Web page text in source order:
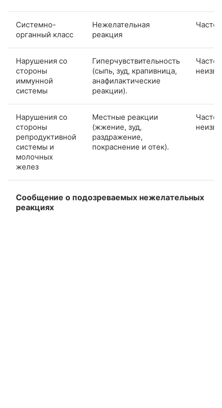
Системно-
органный класс
Нежелательная
реакция
Нарушения со
стороны
иммунной
системы
Гиперчувствительность
(сыпь, зуд, крапивница,
анафилактические
реакции).
Нарушения со
стороны
репродуктивной
системы и
молочных
желез
Местные реакции
(жжение, зуд,
раздражение,
покраснение и отек).
Сообщение о подозреваемых нежелательных
реакциях